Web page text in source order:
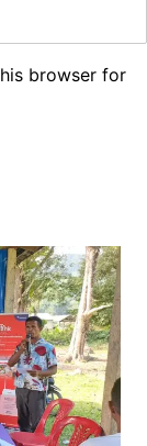
browser for